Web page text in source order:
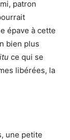
patron
épave à cette
bien plus
ce qui se
libérées, la
une petite